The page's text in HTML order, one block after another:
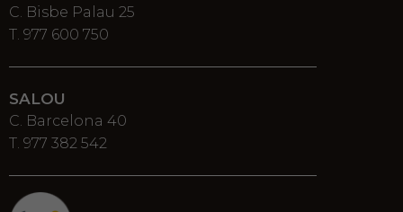
C. Bisbe Palau 25
T. 977 600 750
SALOU
C. Barcelona 40
T. 977 382 542